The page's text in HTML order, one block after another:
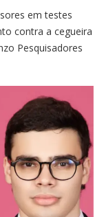
em testes
contra a cegueira
Pesquisadores
A técnica